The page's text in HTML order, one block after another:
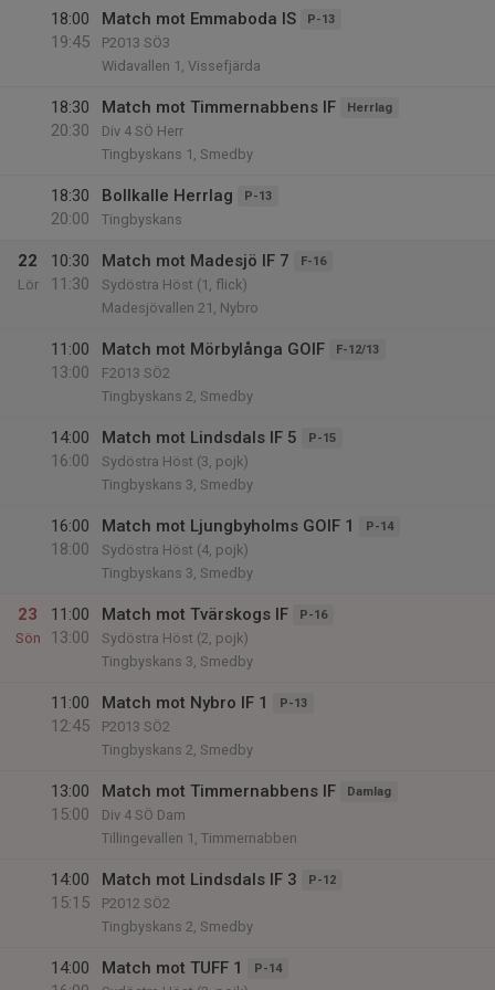
18:00
19:45
Match mot Emmaboda IS P-13
P2013 SÖ3
Widavallen 1, Vissefjärda
18:30
20:30
Match mot Timmernabbens IF Herrlag
Div 4 SÖ Herr
Tingbyskans 1, Smedby
18:30
20:00
Bollkalle Herrlag P-13
Tingbyskans
22
Lör
10:30
11:30
Match mot Madesjö IF 7 F-16
Sydöstra Höst (1, flick)
Madesjövallen 21, Nybro
11:00
13:00
Match mot Mörbylånga GOIF F-12/13
F2013 SÖ2
Tingbyskans 2, Smedby
14:00
16:00
Match mot Lindsdals IF 5 P-15
Sydöstra Höst (3, pojk)
Tingbyskans 3, Smedby
16:00
18:00
Match mot Ljungbyholms GOIF 1 P-14
Sydöstra Höst (4, pojk)
Tingbyskans 3, Smedby
23
Sön
11:00
13:00
Match mot Tvärskogs IF P-16
Sydöstra Höst (2, pojk)
Tingbyskans 3, Smedby
11:00
12:45
Match mot Nybro IF 1 P-13
P2013 SÖ2
Tingbyskans 2, Smedby
13:00
15:00
Match mot Timmernabbens IF Damlag
Div 4 SÖ Dam
Tillingevallen 1, Timmernabben
14:00
15:15
Match mot Lindsdals IF 3 P-12
P2012 SÖ2
Tingbyskans 2, Smedby
14:00
Match mot TUFF 1 P-14